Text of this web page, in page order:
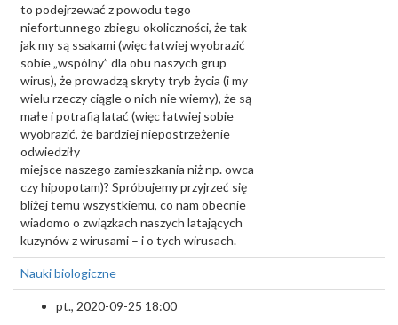
to podejrzewać z powodu tego
niefortunnego zbiegu okoliczności, że tak
jak my są ssakami (więc łatwiej wyobrazić
sobie „wspólny” dla obu naszych grup
wirus), że prowadzą skryty tryb życia (i my
wielu rzeczy ciągle o nich nie wiemy), że są
małe i potrafią latać (więc łatwiej sobie
wyobrazić, że bardziej niepostrzeżenie
odwiedziły
miejsce naszego zamieszkania niż np. owca
czy hipopotam)? Spróbujemy przyjrzeć się
bliżej temu wszystkiemu, co nam obecnie
wiadomo o związkach naszych latających
kuzynów z wirusami – i o tych wirusach.
Nauki biologiczne
pt., 2020-09-25 18:00